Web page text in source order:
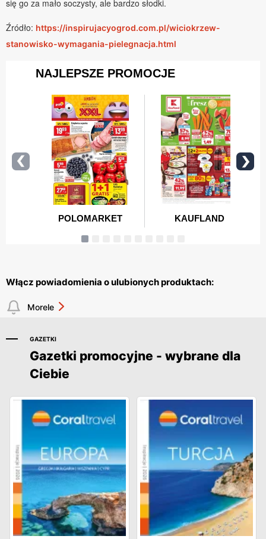
się go za mało soczysty, ale bardzo słodki.
Źródło: https://inspirujacyogrod.com.pl/wiciokrzew-
stanowisko-wymagania-pielegnacja.html
Włącz powiadomienia o ulubionych produktach:
Morele
GAZETKI
Gazetki promocyjne - wybrane dla
Ciebie